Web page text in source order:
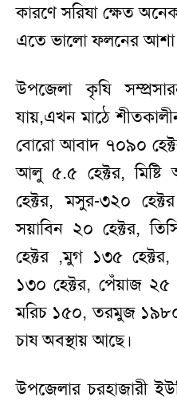
কারণে সরিষা ক্ষেত
এতে ভালো ফলনের আশা
উপজেলা কৃষি
যায়,এখন মাঠে
বোরো আবাদ ৭০৯০
আলু ৫.৫ হেক্টর,
হেক্টর, মসুর-৩২০
সয়াবিন ২০ হেক্টর,
হেক্টর ,মুগ ১৩৫
১৩০ হেক্টর, পেঁয়াজ ২৫
মরিচ ১৫০, তরমুজ
চাষ অবস্থায় আছে।
উপজেলার চরহাজারী